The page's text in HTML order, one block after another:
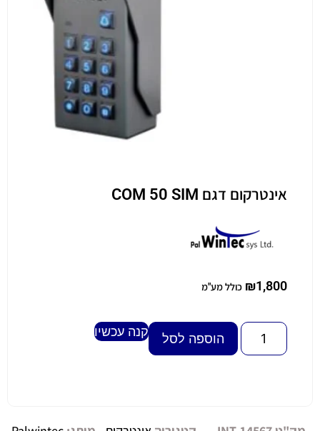
אינטרקום דגם COM 50 SIM
₪1,800 כולל מע"מ
הוספה לסל קנה עכשיו